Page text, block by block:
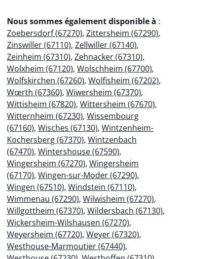
Nous sommes également disponible à :
Zoebersdorf (67270), Zittersheim (67290),
Zinswiller (67110), Zellwiller (67140),
Zeinheim (67310), Zehnacker (67310),
Wolxheim (67120), Wolschheim (67700),
Wolfskirchen (67260), Wolfisheim (67202),
Wœrth (67360), Wiwersheim (67370),
Wittisheim (67820), Wittersheim (67670),
Witternheim (67230), Wissembourg
(67160), Wisches (67130), Wintzenheim-
Kochersberg (67370), Wintzenbach
(67470), Wintershouse (67590),
Wingersheim (67270), Wingersheim
(67170), Wingen-sur-Moder (67290),
Wingen (67510), Windstein (67110),
Wimmenau (67290), Wilwisheim (67270),
Willgottheim (67370), Wildersbach (67130),
Wickersheim-Wilshausen (67270),
Weyersheim (67720), Weyer (67320),
Westhouse-Marmoutier (67440),